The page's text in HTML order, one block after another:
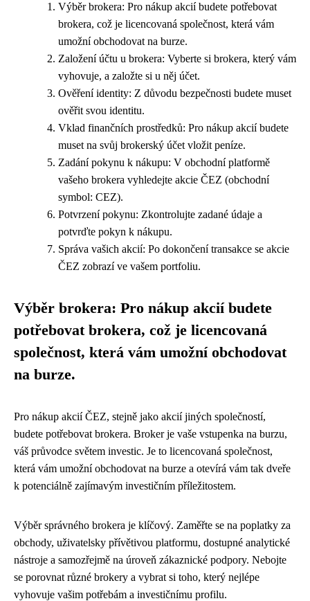
Výběr brokera: Pro nákup akcií budete potřebovat
brokera, což je licencovaná společnost, která vám
umožní obchodovat na burze.
Založení účtu u brokera: Vyberte si brokera, který vám
vyhovuje, a založte si u něj účet.
Ověření identity: Z důvodu bezpečnosti budete muset
ověřit svou identitu.
Vklad finančních prostředků: Pro nákup akcií budete
muset na svůj brokerský účet vložit peníze.
Zadání pokynu k nákupu: V obchodní platformě
vašeho brokera vyhledejte akcie ČEZ (obchodní
symbol: CEZ).
Potvrzení pokynu: Zkontrolujte zadané údaje a
potvrďte pokyn k nákupu.
Správa vašich akcií: Po dokončení transakce se akcie
ČEZ zobrazí ve vašem portfoliu.
Výběr brokera: Pro nákup akcií budete
potřebovat brokera, což je licencovaná
společnost, která vám umožní obchodovat
na burze.
Pro nákup akcií ČEZ, stejně jako akcií jiných společností,
budete potřebovat brokera. Broker je vaše vstupenka na burzu,
váš průvodce světem investic. Je to licencovaná společnost,
která vám umožní obchodovat na burze a otevírá vám tak dveře
k potenciálně zajímavým investičním příležitostem.
Výběr správného brokera je klíčový. Zaměřte se na poplatky za
obchody, uživatelsky přívětivou platformu, dostupné analytické
nástroje a samozřejmě na úroveň zákaznické podpory. Nebojte
se porovnat různé brokery a vybrat si toho, který nejlépe
vyhovuje vašim potřebám a investičnímu profilu.